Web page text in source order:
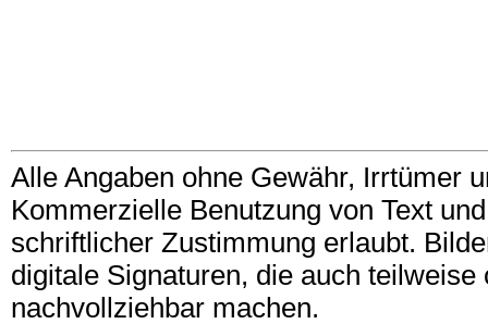
Alle Angaben ohne Gewähr, Irrtümer
Kommerzielle Benutzung von Text
schriftlicher Zustimmung erlaubt.
digitale Signaturen, die auch
nachvollziehbar machen.